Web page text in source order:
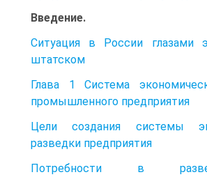
Введение.
Ситуация в России глазами
штатском
Глава 1 Система
промышленного предприятия
Цели создания системы
разведки предприятия
Потребности в